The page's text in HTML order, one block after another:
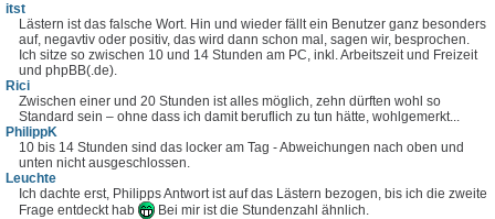
itst
Lästern ist das falsche Wort. Hin und wieder fällt ein Benutzer ganz besonders
auf, negavtiv oder positiv, das wird dann schon mal, sagen wir, besprochen.
Ich sitze so zwischen 10 und 14 Stunden am PC, inkl. Arbeitszeit und Freizeit
und phpBB(.de).
Rici
Zwischen einer und 20 Stunden ist alles möglich, zehn dürften wohl so
Standard sein – ohne dass ich damit beruflich zu tun hätte, wohlgemerkt...
PhilippK
10 bis 14 Stunden sind das locker am Tag - Abweichungen nach oben und
unten nicht ausgeschlossen.
Leuchte
Ich dachte erst, Philipps Antwort ist auf das Lästern bezogen, bis ich die zweite
Frage entdeckt hab
Bei mir ist die Stundenzahl ähnlich.